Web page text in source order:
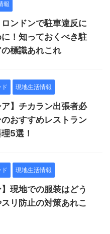
報
ロンドンで駐車違反に
！知っておくべき駐
標識あれこれ
現地生活情報
ア】チカラン出張者必
おすすめレストラン
5選！
現地生活情報
】現地での服装はどう
リ防止の対策あれこ